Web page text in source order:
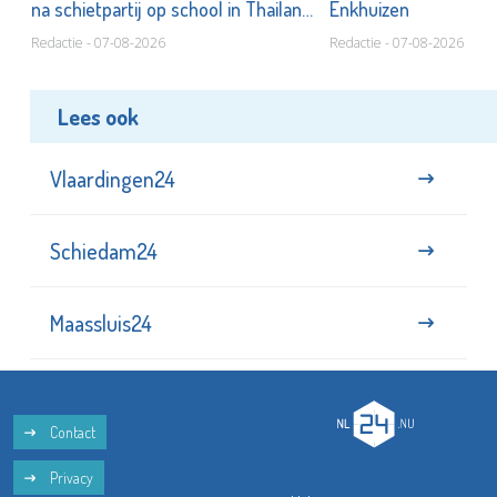
na schietpartij op school in Thailand
Redactie - 07-08-2026
Enkhuizen
Redactie - 07-08-2026
Lees ook
Vlaardingen24
Schiedam24
Maassluis24
Contact
Privacy